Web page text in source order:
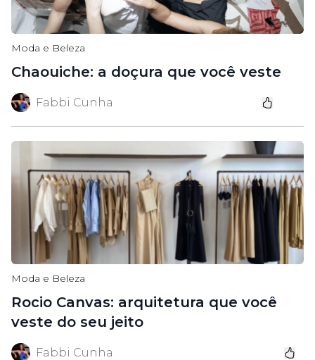
Moda e Beleza
Chaouiche: a doçura que você veste
Fabbi Cunha
Moda e Beleza
Rocio Canvas: arquitetura que você
veste do seu jeito
Fabbi Cunha